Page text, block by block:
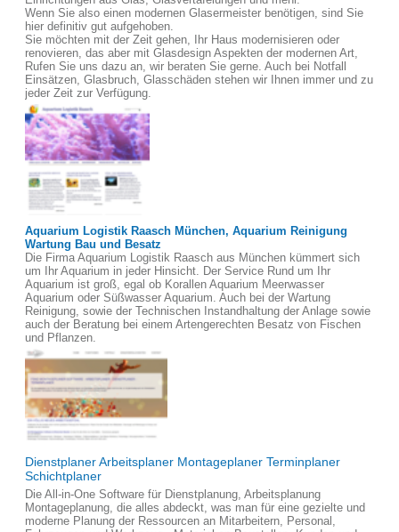
Wenn Sie also einen modernen Glasermeister benötigen, sind Sie
hier definitiv gut aufgehoben.
Sie möchten mit der Zeit gehen, Ihr Haus modernisieren oder
renovieren, das aber mit Glasdesign Aspekten der modernen Art,
Rufen Sie uns dazu an, wir beraten Sie gerne. Auch bei Notfall
Einsätzen, Glasbruch, Glasschäden stehen wir Ihnen immer und zu
jeder Zeit zur Verfügung.
Aquarium Logistik Raasch München, Aquarium Reinigung
Wartung Bau und Besatz
Die Firma Aquarium Logistik Raasch aus München kümmert sich
um Ihr Aquarium in jeder Hinsicht. Der Service Rund um Ihr
Aquarium ist groß, egal ob Korallen Aquarium Meerwasser
Aquarium oder Süßwasser Aquarium. Auch bei der Wartung
Reinigung, sowie der Technischen Instandhaltung der Anlage sowie
auch der Beratung bei einem Artengerechten Besatz von Fischen
und Pflanzen.
Dienstplaner Arbeitsplaner Montageplaner Terminplaner
Schichtplaner
Die All-in-One Software für Dienstplanung, Arbeitsplanung
Montageplanung, die alles abdeckt, was man für eine gezielte und
moderne Planung der Ressourcen an Mitarbeitern, Personal,